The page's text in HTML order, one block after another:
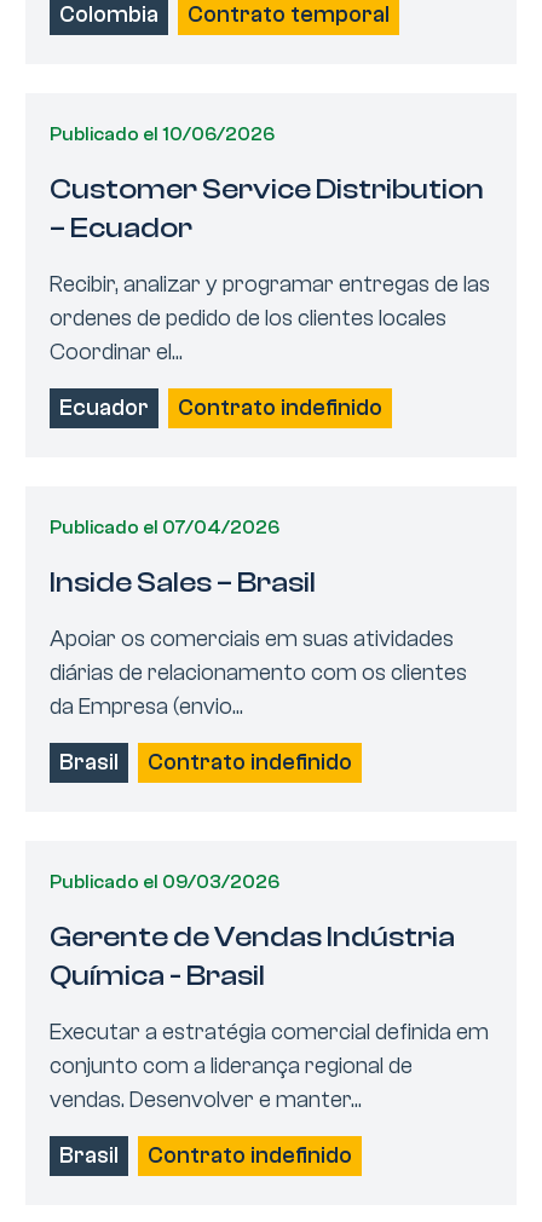
Colombia Contrato temporal
Publicado el 10/06/2026
Customer Service Distribution
– Ecuador
Recibir, analizar y programar entregas de las
ordenes de pedido de los clientes locales
Coordinar el...
Ecuador Contrato indefinido
Publicado el 07/04/2026
Inside Sales – Brasil
Apoiar os comerciais em suas atividades
diárias de relacionamento com os clientes
da Empresa (envio...
Brasil Contrato indefinido
Publicado el 09/03/2026
Gerente de Vendas Indústria
Química - Brasil
Executar a estratégia comercial definida em
conjunto com a liderança regional de
vendas. Desenvolver e manter...
Brasil Contrato indefinido